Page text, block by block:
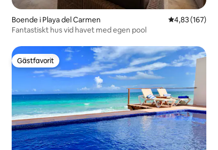
Boende i Playa del Carmen 4,83 av 5 i
4,83 (167)
Fantastiskt hus vid havet med egen pool
Gästfavorit
Gästfavorit